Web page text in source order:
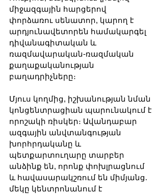
միջազգային հարցերով
փորձառու սենատոր, կարող է
արդյունավետորեն համակարգել
դիվանագիտական և
ռազմավարական-ռազմական
քաղաքականության
բաղադրիչները։
Մյուս կողմից, իշխանության նման
կոնցենտրացիան պարունակում է
որոշակի ռիսկեր։ Ավանդաբար
ազգային անվտանգության
խորհրդականը և
պետքարտուղարը տարբեր
անձինք են, որոնք փոխլրացնում
և հավասարակշռում են միմյանց.
մեկը կենտրոնանում է